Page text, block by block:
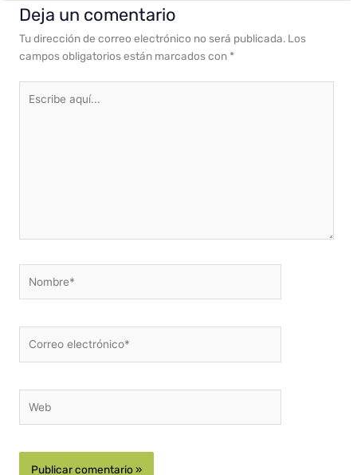
Deja un comentario
Tu dirección de correo electrónico no será publicada. Los
campos obligatorios están marcados con *
aquí...
electrónico*